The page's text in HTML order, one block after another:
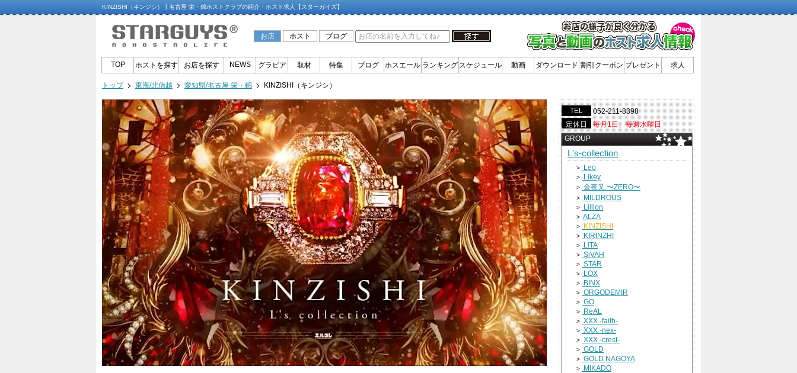
KINZISHI（キンジシ）┃名古屋 栄・錦ホストクラブの紹介・ホスト求人【スターガイズ】
お店 ホスト ブログ
TOP ホストを探す お店を探す NEWS グラビア 取材 特集 ブログ ホスエール ランキング スケジュール 動画 ダウンロード 割引クーポン プレゼント 求人
トップ 東海/北信越 愛知県/名古屋 栄・錦 KINZISHI（キンジシ）
TEL
052-211-8398
定休日
毎月1日、毎週水曜日
GROUP
L's-collection
> Leo
> Likey
> 金夜叉 〜ZERO〜
> MILDROUS
> Lillion
> ALZA
> KINZISHI
> KIRINZHI
> LiTA
> SiVAH
> STAR
> LOX
> BINX
> ORGODEMIR
> GO
> ReAL
> XXX -faith-
> XXX -nex-
> XXX -crest-
> GOLD
> GOLD NAGOYA
> MIKADO